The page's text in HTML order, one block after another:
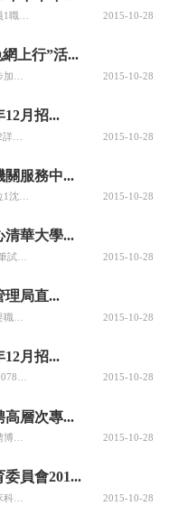
2015-10-28
上行”活...
2015-10-28
12月招...
四川省成都西藏中學專技中學語文教師110500382詳見公告1985年1月1日及以后出生碩士研究生及以上學歷、學位語言學及應用語言學專業、漢語言文字學專業本科專業為漢語言文學或漢語言，持有高中教師資格證3:1教育公共基礎四川省成都西藏中學專技中學數學教師110500391詳見公告1985年1月1日及... 2015-10-28
關服務中...
序號姓名性別出生年月畢業學校專業學歷錄用崗位1沈燁超男1988.8西南交通大學土木工程本科試驗員2戴玉蓮女1988.10臺州職業技術學院建筑工程技術大專試驗員3陸俊杰男1990.4浙江理工大學科技與藝術學院土木工程本科試驗員 2015-10-28
清華大學...
2015年10月24日清華大學、北京大學專場招聘會筆試名單（注意：筆試相關要求見第一批筆試公告）序號姓名身份證號碼手機號筆試時間考場1李志偉150429******3437186****100510月25日13:00-16:00北京交通大學逸夫樓611房間2楊家騏130121******003618... 2015-10-28
理局直...
2015-10-28
12月招...
四川省第五人民醫院專技崗心血管介入醫師290600781普通高等教育全日制普通班畢業生1985年1月1日及以后出生僅限碩士研究生學歷學位內科學專業（心血管內科方向）具有執業范圍為內科專業執業醫師證3:1衛生公共基礎（含中醫）/ 四川省第五人民醫院專技崗普外科醫師290600791普通高等教育全日制普... 2015-10-28
高層次專...
2015-10-28
員會201...
2015-10-28